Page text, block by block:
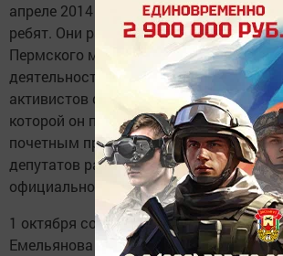
апреле 2014 года собрал
ребят. Они разработали положение
Пермского молодежного совета,
деятельности МОС. В мае состоялась
активистов с главой ЕМР Геннадием
которой он поддержал молодежь и
почетным председателем МОС. В июле
депутатов районного Совета было
официальном создании МОС.
1 октября состоялась очередная
Емельянова с активистами, которые